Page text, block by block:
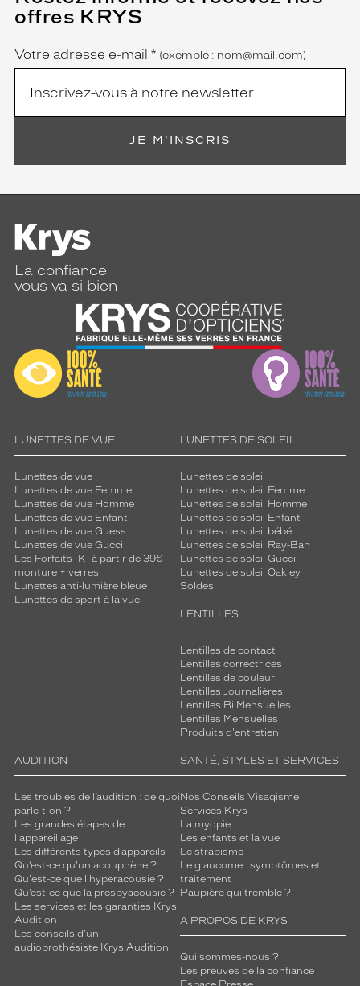
offres KRYS
Name
Votre adresse e-mail *
champ
est
(exemple : nom@mail.com)
JE M'INSCRIS
La confiance
vous va si bien
LUNETTES DE VUE
Lunettes de vue
Lunettes de vue Femme
Lunettes de vue Homme
Lunettes de vue Enfant
Lunettes de vue Guess
Lunettes de vue Gucci
Les Forfaits [K] à partir de 39€ -
monture + verres
Lunettes anti-lumière bleue
Lunettes de sport à la vue
LUNETTES DE SOLEIL
Lunettes de soleil
Lunettes de soleil Femme
Lunettes de soleil Homme
Lunettes de soleil Enfant
Lunettes de soleil bébé
Lunettes de soleil Ray-Ban
Lunettes de soleil Gucci
Lunettes de soleil Oakley
Soldes
LENTILLES
Lentilles de contact
Lentilles correctrices
Lentilles de couleur
Lentilles Journalières
Lentilles Bi Mensuelles
Lentilles Mensuelles
Produits d'entretien
AUDITION
Les troubles de l’audition : de quoi
parle-t-on ?
Les grandes étapes de
l'appareillage
Les différents types d’appareils
Qu’est-ce qu'un acouphène ?
Qu'est-ce que l'hyperacousie ?
Qu’est-ce que la presbyacousie ?
Les services et les garanties Krys
Audition
Les conseils d'un
audioprothésiste Krys Audition
SANTÉ, STYLES ET SERVICES
Nos Conseils Visagisme
Services Krys
La myopie
Les enfants et la vue
Le strabisme
Le glaucome : symptômes et
traitement
Paupière qui tremble ?
A PROPOS DE KRYS
Qui sommes-nous ?
Les preuves de la confiance